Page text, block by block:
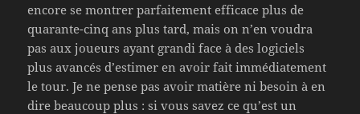
encore se montrer parfaitement efficace plus de
quarante-cinq ans plus tard, mais on n’en voudra
pas aux joueurs ayant grandi face à des logiciels
plus avancés d’estimer en avoir fait immédiatement
le tour. Je ne pense pas avoir matière ni besoin à en
dire beaucoup plus : si vous savez ce qu’est un